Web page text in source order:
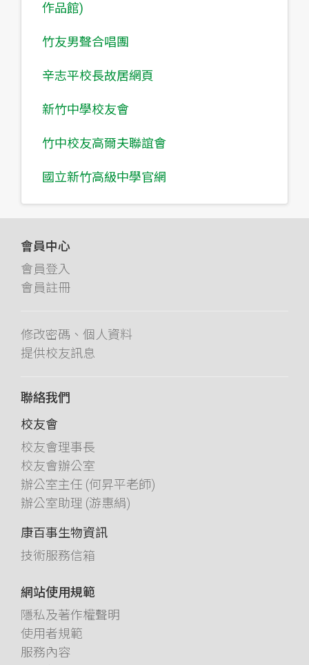
作品館)
竹友男聲合唱團
辛志平校長故居網頁
新竹中學校友會
竹中校友高爾夫聯誼會
國立新竹高級中學官網
會員中心
會員登入
會員註冊
修改密碼、個人資料
提供校友訊息
聯絡我們
校友會
校友會理事長
校友會辦公室
辦公室主任 (何昇平老師)
辦公室助理 (游惠絹)
康百事生物資訊
技術服務信箱
網站使用規範
隱私及著作權聲明
使用者規範
服務內容